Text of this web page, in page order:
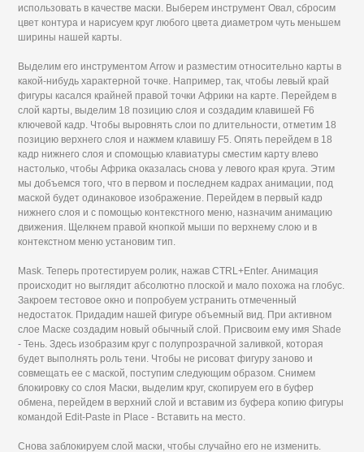
использовать в качестве маски. Выберем инструмент Овал, сбросим
цвет контура и нарисуем круг любого цвета диаметром чуть меньшем
ширины нашей карты.
Выделим его инструментом Arrow и разместим относительно карты в
какой-нибудь характерной точке. Например, так, чтобы левый край
фигуры касался крайней правой точки Африки на карте. Перейдем в
слой карты, выделим 18 позицию слоя и создадим клавишей F6
ключевой кадр. Чтобы выровнять слои по длительности, отметим 18
позицию верхнего слоя и нажмем клавишу F5. Опять перейдем в 18
кадр нижнего слоя и спомощью клавиатуры сместим карту влево
настолько, чтобы Африка оказалась снова у левого края круга. Этим
мы добъемся того, что в первом и последнем кадрах анимации, под
маской будет одинаковое изображение. Перейдем в первый кадр
нижнего слоя и с помощью контекстного меню, назначим анимацию
движения. Щелкнем правой кнопкой мыши по верхнему слою и в
контекстном меню установим тип.
Mask. Теперь протестируем ролик, нажав CTRL+Enter. Анимация
происходит но выглядит абсолютно плоской и мало похожа на глобус.
Закроем тестовое окно и попробуем устранить отмеченный
недостаток. Придадим нашей фигуре объемный вид. При активном
слое Маске создадим новый обычный слой. Присвоим ему имя Shade
- Тень. Здесь изобразим круг с полупрозрачной заливкой, которая
будет выполнять роль тени. Чтобы не рисоват фигуру заново и
совмещать ее с маской, поступим следующим образом. Снимем
блокировку со слоя Маски, выделим круг, скопируем его в буфер
обмена, перейдем в верхний слой и вставим из буфера копию фигуры
командой Edit-Paste in Place - Вставить на место.
Снова заблокируем слой маски, чтобы случайно его не изменить.